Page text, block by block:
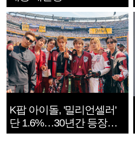
K팝 아이돌, '밀리언셀러'
단 1.6%…30년간 등장
1182개팀 전수조사